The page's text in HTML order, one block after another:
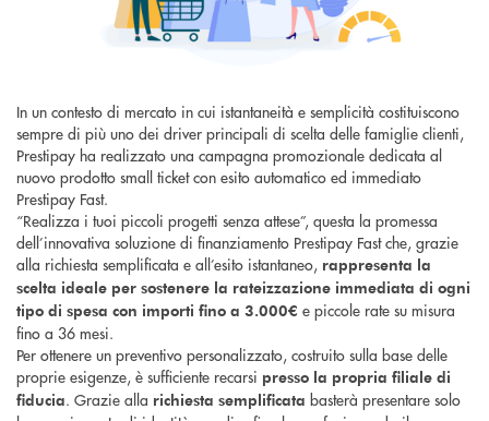
In un contesto di mercato in cui istantaneità e semplicità costituiscono
sempre di più uno dei driver principali di scelta delle famiglie clienti,
Prestipay ha realizzato una campagna promozionale dedicata al
nuovo prodotto small ticket con esito automatico ed immediato
Prestipay Fast.
“Realizza i tuoi piccoli progetti senza attese”, questa la promessa
dell’innovativa soluzione di finanziamento Prestipay Fast che, grazie
alla richiesta semplificata e all’esito istantaneo, rappresenta la
scelta ideale per sostenere la rateizzazione immediata di ogni
tipo di spesa con importi fino a 3.000€ e piccole rate su misura
fino a 36 mesi.
Per ottenere un preventivo personalizzato, costruito sulla base delle
proprie esigenze, è sufficiente recarsi presso la propria filiale di
fiducia. Grazie alla richiesta semplificata basterà presentare solo